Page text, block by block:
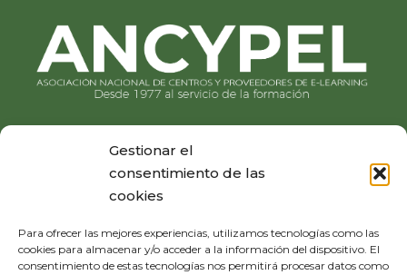
Gestionar el
consentimiento de las
cookies
Para ofrecer las mejores experiencias, utilizamos tecnologías como las
cookies para almacenar y/o acceder a la información del dispositivo. El
consentimiento de estas tecnologías nos permitirá procesar datos como